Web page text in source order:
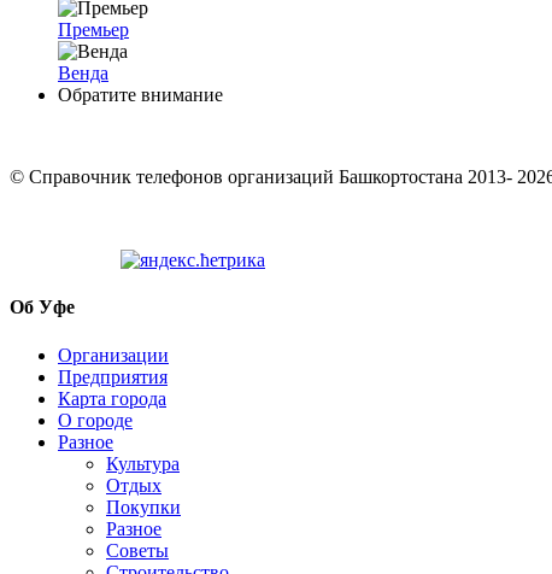
Премьер
Венда
Обратите внимание
© Cправочник телефонов организаций Башкортостана 2013-
Об Уфе
Организации
Предприятия
Карта города
О городе
Разное
Культура
Отдых
Покупки
Разное
Советы